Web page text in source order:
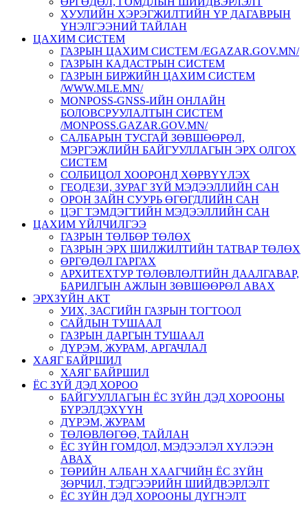
ХУУЛИЙН ХЭРЭГЖИЛТИЙН ҮР ДАГАВРЫН
ҮНЭЛГЭЭНИЙ ТАЙЛАН
ЦАХИМ СИСТЕМ
ГАЗРЫН ЦАХИМ СИСТЕМ /EGAZAR.GOV.MN/
ГАЗРЫН КАДАСТРЫН СИСТЕМ
ГАЗРЫН БИРЖИЙН ЦАХИМ СИСТЕМ
/WWW.MLE.MN/
MONPOSS-GNSS-ИЙН ОНЛАЙН
БОЛОВСРУУЛАЛТЫН СИСТЕМ
/MONPOSS.GAZAR.GOV.MN/
CАЛБАРЫН ТУСГАЙ ЗӨВШӨӨРӨЛ,
МЭРГЭЖЛИЙН БАЙГУУЛЛАГЫН ЭРХ ОЛГОХ
СИСТЕМ
СОЛБИЦОЛ ХООРОНД ХӨРВҮҮЛЭХ
ГЕОДЕЗИ, ЗУРАГ ЗҮЙ МЭДЭЭЛЛИЙН САН
ОРОН ЗАЙН СУУРЬ ӨГӨГДЛИЙН САН
ЦЭГ ТЭМДЭГТИЙН МЭДЭЭЛЛИЙН САН
ЦАХИМ ҮЙЛЧИЛГЭЭ
ГАЗРЫН ТӨЛБӨР ТӨЛӨХ
ГАЗРЫН ЭРХ ШИЛЖИЛТИЙН ТАТВАР ТӨЛӨХ
ӨРГӨДӨЛ ГАРГАХ
АРХИТЕХТУР ТӨЛӨВЛӨЛТИЙН ДААЛГАВАР,
БАРИЛГЫН АЖЛЫН ЗӨВШӨӨРӨЛ АВАХ
ЭРХЗҮЙН АКТ
УИХ, ЗАСГИЙН ГАЗРЫН ТОГТООЛ
САЙДЫН ТУШААЛ
ГАЗРЫН ДАРГЫН ТУШААЛ
ДҮРЭМ, ЖУРАМ, АРГАЧЛАЛ
ХАЯГ БАЙРШИЛ
ХАЯГ БАЙРШИЛ
ЁС ЗҮЙ ДЭД ХОРОО
БАЙГУУЛЛАГЫН ЁС ЗҮЙН ДЭД ХОРООНЫ
БҮРЭЛДЭХҮҮН
ДҮРЭМ, ЖУРАМ
ТӨЛӨВЛӨГӨӨ, ТАЙЛАН
ЁС ЗҮЙН ГОМДОЛ, МЭДЭЭЛЭЛ ХҮЛЭЭН
АВАХ
ТӨРИЙН АЛБАН ХААГЧИЙН ЁС ЗҮЙН
ЗӨРЧИЛ, ТЭДГЭЭРИЙН ШИЙДВЭРЛЭЛТ
ЁС ЗҮЙН ДЭД ХОРООНЫ ДҮГНЭЛТ